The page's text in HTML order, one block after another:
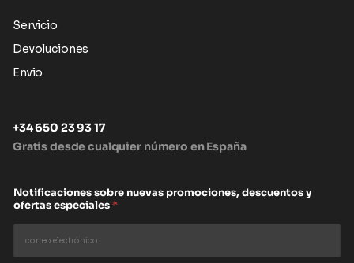
Servicio
Devoluciones
Envio
+34 650 23 93 17
Gratis desde cualquier número en España
Notificaciones sobre nuevas promociones, descuentos y
ofertas especiales*